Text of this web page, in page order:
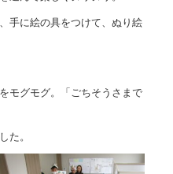
手に絵の具をつけて、ぬり絵
モグモグ。「ごちそうさまで
た。